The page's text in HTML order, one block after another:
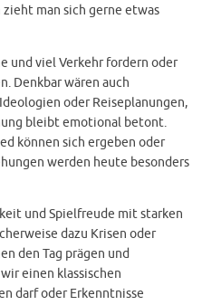
man sich gerne etwas
und viel Verkehr fordern oder
Denkbar wären auch
oder Reiseplanungen,
bleibt emotional betont.
können sich ergeben oder
werden heute besonders
und Spielfreude mit starken
dazu Krisen oder
den Tag prägen und
einen klassischen
darf oder Erkenntnisse